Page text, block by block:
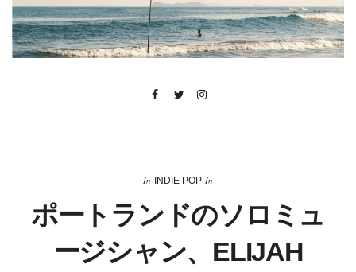
In INDIE POP In
ポートランドのソロミュ
ージシャン、ELIJAH